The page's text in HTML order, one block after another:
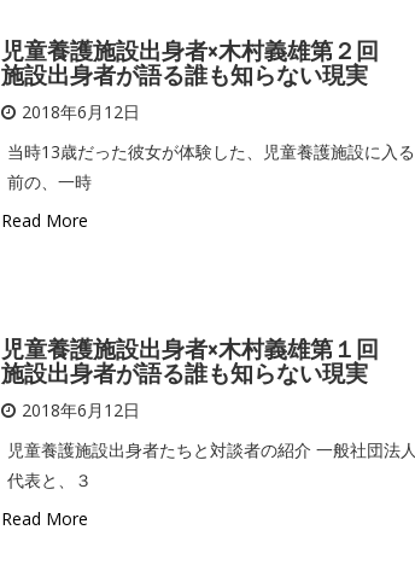
児童養護施設出身者×木村義雄第２回
施設出身者が語る誰も知らない現実
2018年6月12日
当時13歳だった彼女が体験した、児童養護施設に入る
前の、一時
Read More
児童養護施設出身者×木村義雄第１回
施設出身者が語る誰も知らない現実
2018年6月12日
児童養護施設出身者たちと対談者の紹介 一般社団法人
代表と、３
Read More